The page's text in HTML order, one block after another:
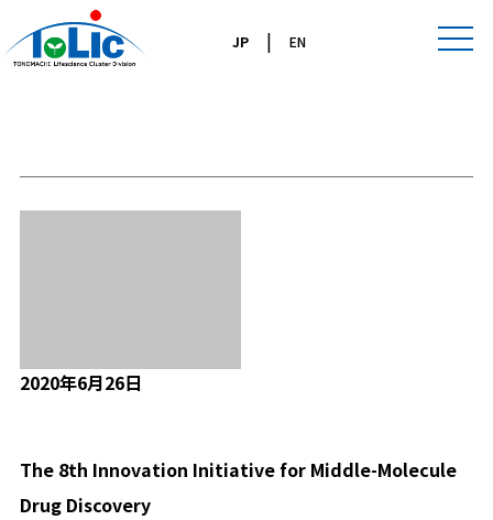
JP| EN
2020年6月26日
The 8th Innovation Initiative for Middle-Molecule
Drug Discovery